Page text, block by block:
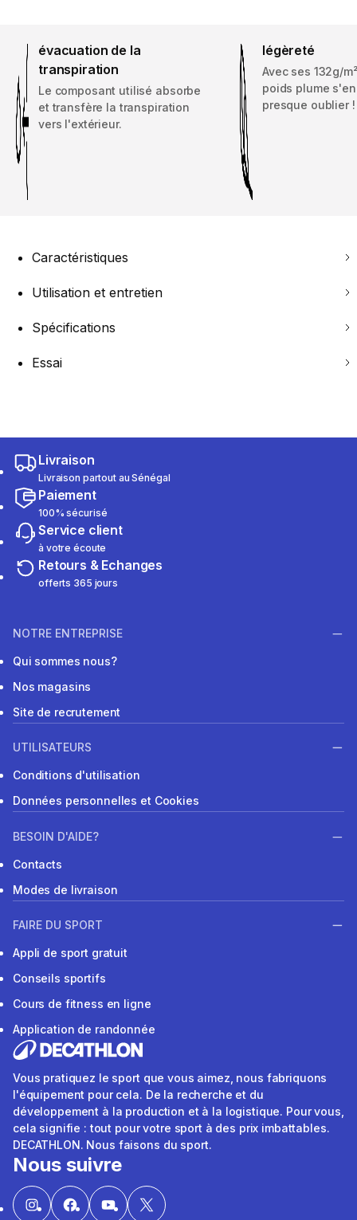
évacuation de la
transpiration
Le composant utilisé absorbe
et transfère la transpiration
vers l'extérieur.
légèreté
Avec ses 132g/
poids plume
presque oublier !
Caractéristiques
Utilisation et entretien
Spécifications
Essai
Livraison
Livraison partout au Sénégal
Paiement
100% sécurisé
Service client
à votre écoute
Retours & Echanges
offerts 365 jours
NOTRE ENTREPRISE
Qui sommes nous?
Nos magasins
Site de recrutement
UTILISATEURS
Conditions d'utilisation
Données personnelles et Cookies
BESOIN D'AIDE?
Contacts
Modes de livraison
FAIRE DU SPORT
Appli de sport gratuit
Conseils sportifs
Cours de fitness en ligne
Application de randonnée
Vous pratiquez le sport que vous aimez, nous fabriquons
l'équipement pour cela. De la recherche et du
développement à la production et à la logistique. Pour vous,
cela signifie : tout pour votre sport à des prix imbattables.
DECATHLON. Nous faisons du sport.
Nous suivre